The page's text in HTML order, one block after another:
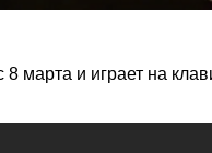
и играет на